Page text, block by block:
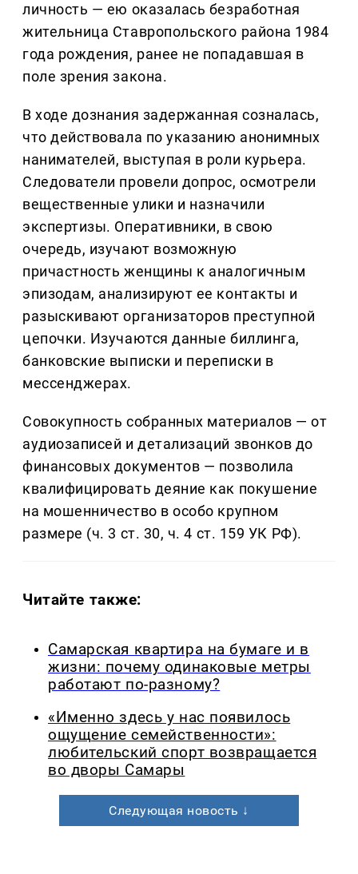
личность — ею оказалась безработная
жительница Ставропольского района 1984
года рождения, ранее не попадавшая в
поле зрения закона.
В ходе дознания задержанная созналась,
что действовала по указанию анонимных
нанимателей, выступая в роли курьера.
Следователи провели допрос, осмотрели
вещественные улики и назначили
экспертизы. Оперативники, в свою
очередь, изучают возможную
причастность женщины к аналогичным
эпизодам, анализируют ее контакты и
разыскивают организаторов преступной
цепочки. Изучаются данные биллинга,
банковские выписки и переписки в
мессенджерах.
Совокупность собранных материалов — от
аудиозаписей и детализаций звонков до
финансовых документов — позволила
квалифицировать деяние как покушение
на мошенничество в особо крупном
размере (ч. 3 ст. 30, ч. 4 ст. 159 УК РФ).
Читайте также:
Самарская квартира на бумаге и в
жизни: почему одинаковые метры
работают по-разному?
«Именно здесь у нас появилось
ощущение семейственности»:
любительский спорт возвращается
во дворы Самары
Следующая новость ↓